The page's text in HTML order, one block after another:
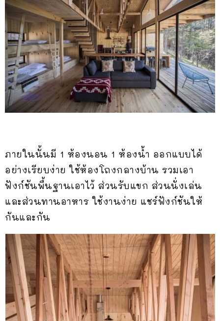
ภายในนั้นมี 1 ห้องนอน 1 ห้องน้ำ ออกแบบได้
อย่างเรียบง่าย ใช้ห้องโถงกลางบ้าน รวมเอา
ฟังก์ชันพื้นฐานเอาไว้ ส่วนรับแขก ส่วนนั่งเล่น
และส่วนทานอาหาร ใช้งานง่าย แชร์ฟังก์ชันให้
กันและกัน